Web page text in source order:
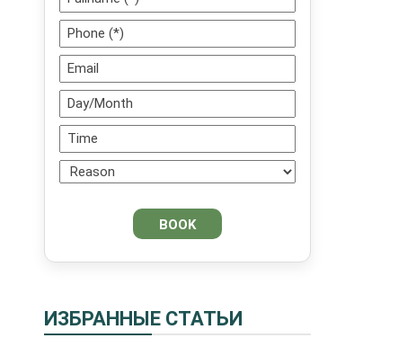
ИЗБРАННЫЕ СТАТЬИ